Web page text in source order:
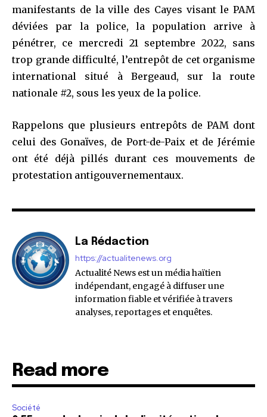
Join our community of
SUBSCRIBERS and be part of the
conversation.
or click the subscribe button below. Don't worry, we respect
your privacy and won't spam your inbox. Your information is
safe with us.
I've read and accept the Privacy Policy
32,214
Suiveurs
11,243
Suiveurs
manifestants de la ville des Cayes visant le PAM
déviées par la police, la population arrive à
pénétrer, ce mercredi 21 septembre 2022, sans
trop grande difficulté, l’entrepôt de cet organisme
international situé à Bergeaud, sur la route
nationale #2, sous les yeux de la police.
Rappelons que plusieurs entrepôts de PAM dont
celui des Gonaïves, de Port-de-Paix et de Jérémie
ont été déjà pillés durant ces mouvements de
protestation antigouvernementaux.
La Rédaction
https://actualitenews.org
Actualité News est un média haïtien
indépendant, engagé à diffuser une
information fiable et vérifiée à travers
analyses, reportages et enquêtes.
Read more
Société